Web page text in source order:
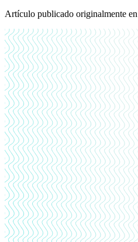
Artículo publicado originalmente en